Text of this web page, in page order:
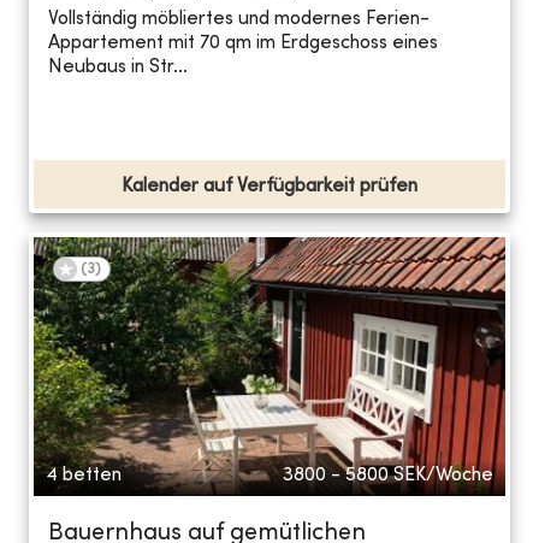
Vollständig möbliertes und modernes Ferien-
Appartement mit 70 qm im Erdgeschoss eines
Neubaus in Str...
Kalender auf Verfügbarkeit prüfen
(3)
4 betten 3800 - 5800 SEK/Woche
Bauernhaus auf gemütlichen